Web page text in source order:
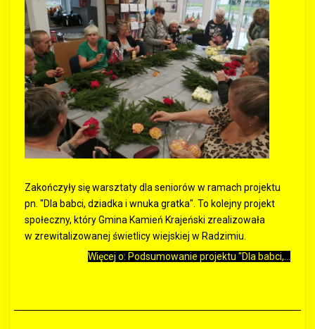
Zakończyły się warsztaty dla seniorów w ramach projektu
pn. "Dla babci, dziadka i wnuka gratka". To kolejny projekt
społeczny, który Gmina Kamień Krajeński zrealizowała
w zrewitalizowanej świetlicy wiejskiej w Radzimiu.
Więcej o: Podsumowanie projektu "Dla babci,...